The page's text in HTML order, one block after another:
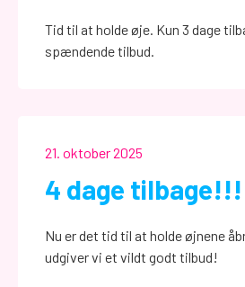
Tid til at holde øje. Kun 3 dage
spændende tilbud.
21. oktober 2025
4 dage tilbage!!!
Nu er det tid til at holde øjnene
udgiver vi et vildt godt tilbud!